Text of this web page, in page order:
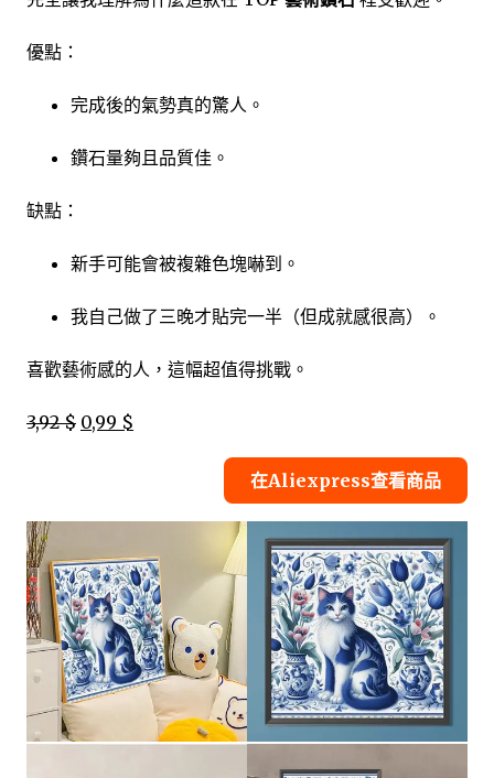
優點：
完成後的氣勢真的驚人。
鑽石量夠且品質佳。
缺點：
新手可能會被複雜色塊嚇到。
我自己做了三晚才貼完一半（但成就感很高）。
喜歡藝術感的人，這幅超值得挑戰。
3,92 $ 0,99 $
在Aliexpress查看商品